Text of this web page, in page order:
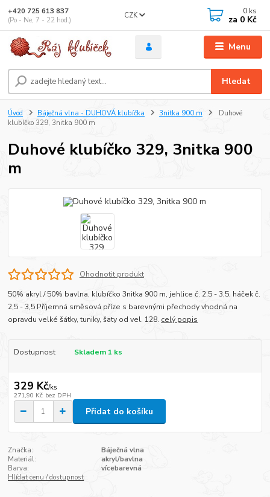
Menu
CZK
Hledat
+420 725 613 837
(Po - Ne, 7 - 22 hod.)
0 ks
za 0 Kč
Úvod Báječná vlna - DUHOVÁ klubíčka 3nitka 900 m
Duhové
klubíčko 329, 3nitka 900 m
Duhové klubíčko 329, 3nitka 900
m
Ohodnotit produkt
50% akryl / 50% bavlna, klubíčko 3nitka 900 m, jehlice č. 2,5 - 3,5, háček č.
2,5 - 3,5 Příjemná směsová příze s barevnými přechody vhodná na
opravdu velké šátky, tuniky, šaty od vel. 128. celý popis
Dostupnost Skladem 1 ks
329 Kč/ks
271,90 Kč bez DPH
Přidat do košíku
Značka:
Báječná vlna
Materiál:
akryl/bavlna
Barva:
vícebarevná
Hlídat cenu / dostupnost